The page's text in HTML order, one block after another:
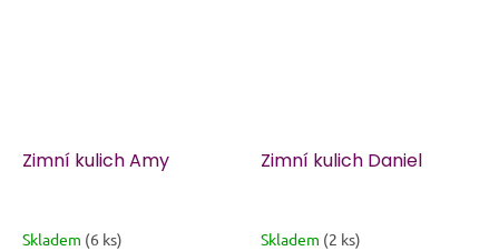
Zimní kulich Amy
Skladem (6 ks)
Zimní kulich Daniel
Skladem (2 ks)